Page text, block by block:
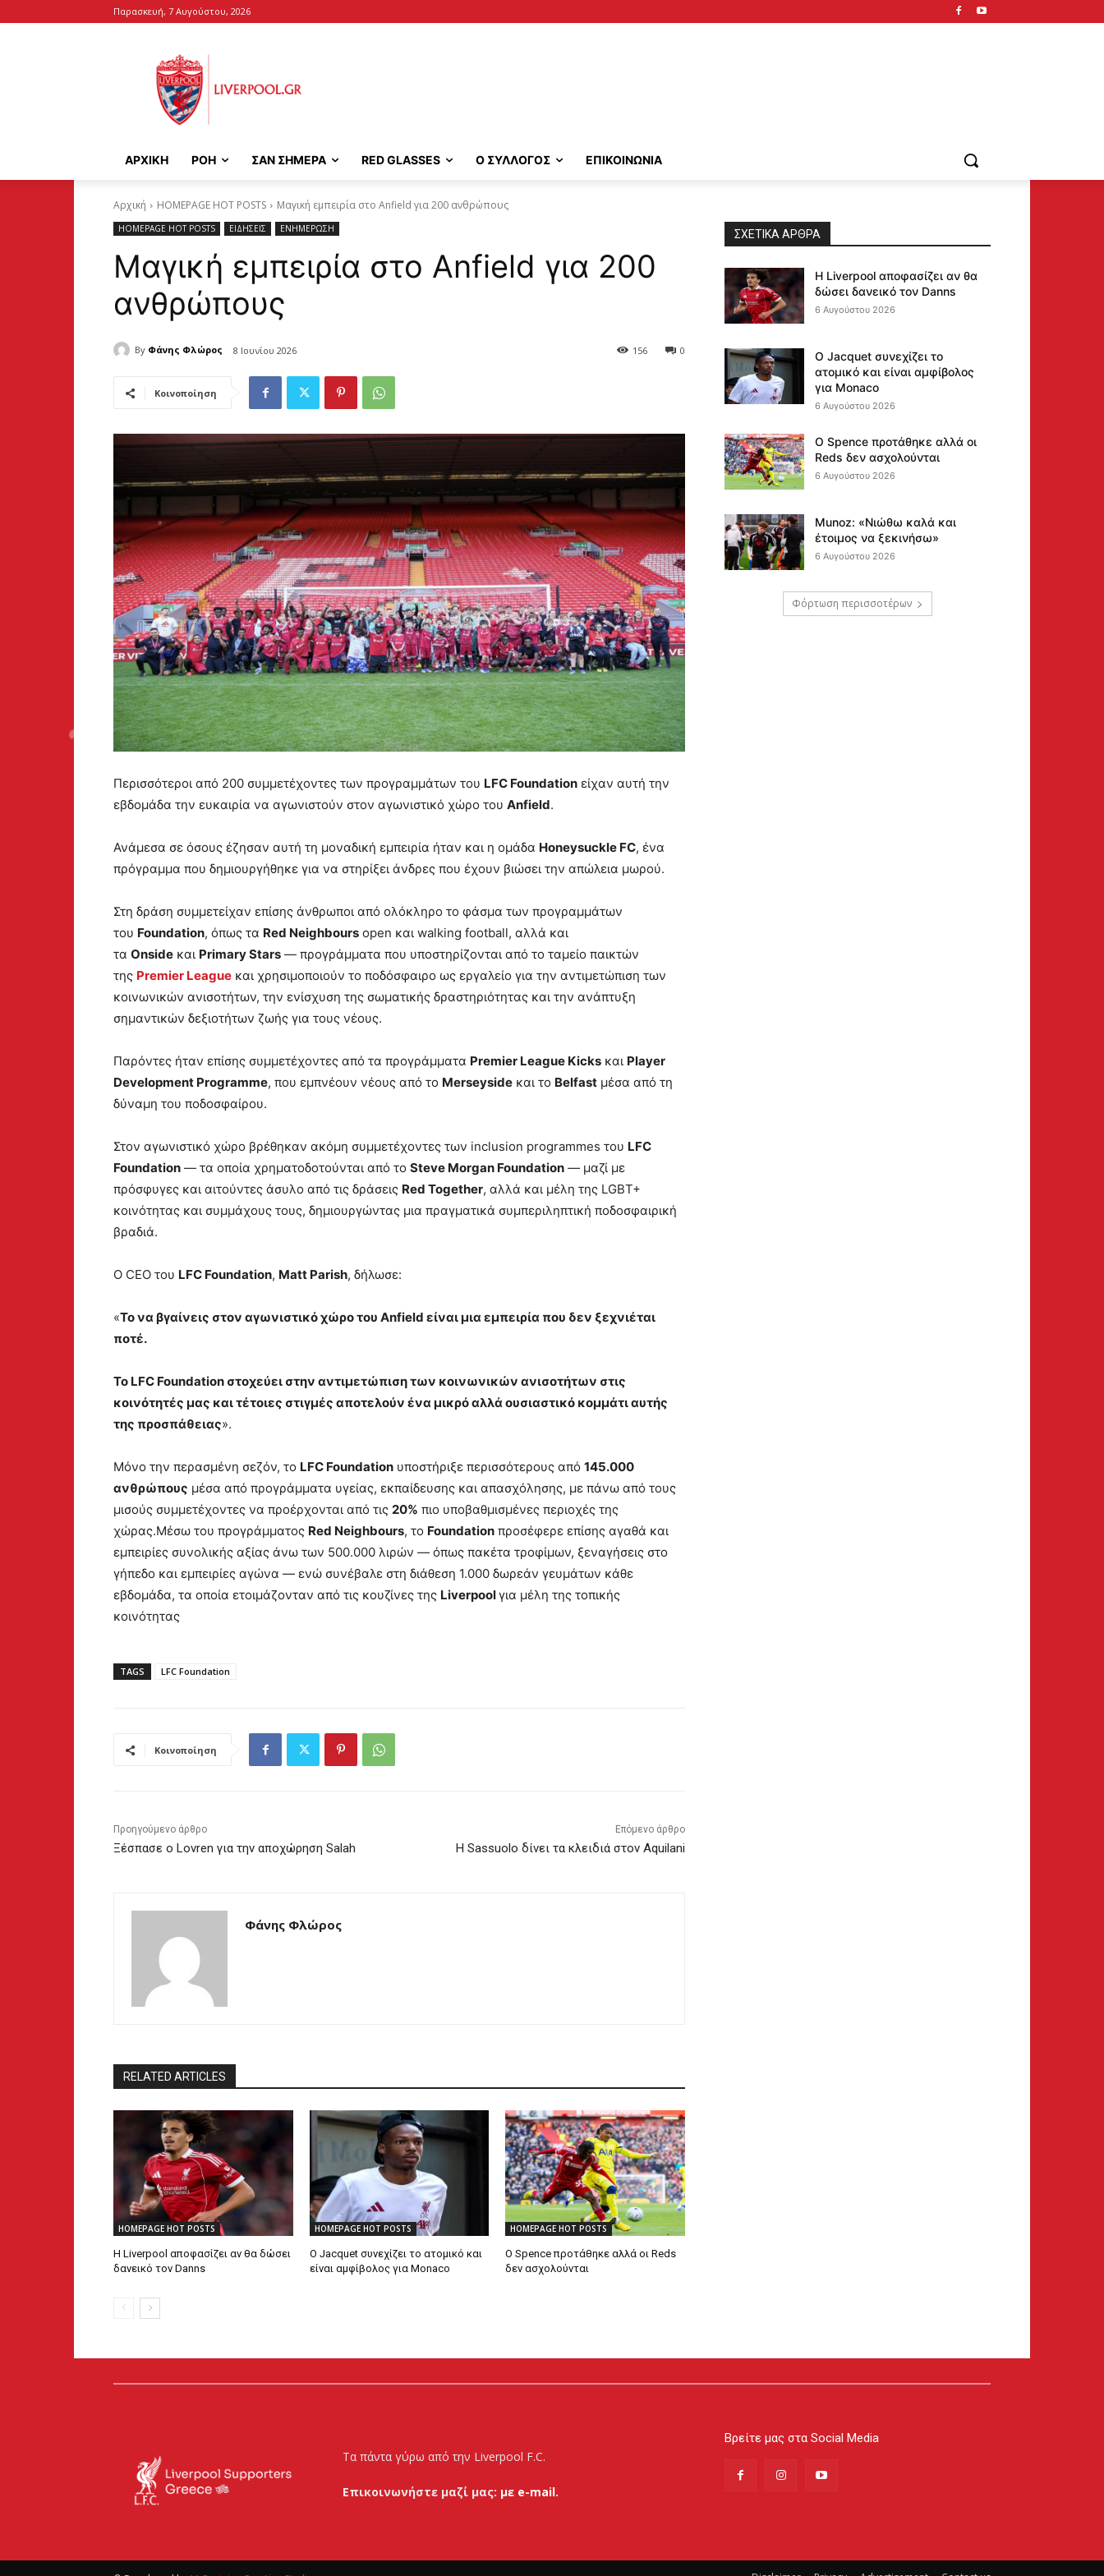
Παρασκευή, 7 Αυγούστου, 2026
ΑΡΧΙΚΉ ΡΟΗ ΣΑΝ ΣΗΜΕΡΑ RED GLASSES Ο ΣΥΛΛΟΓΟΣ ΕΠΙΚΟΙΝΩΝΙΑ
Αρχική HOMEPAGE HOT POSTS Μαγική εμπειρία στο Anfield για 200 ανθρώπους
HOMEPAGE HOT POSTS ΕΙΔΗΣΕΙΣ ΕΝΗΜΕΡΩΣΗ
Μαγική εμπειρία στο Anfield για 200
ανθρώπους
By Φάνης Φλώρος 8 Ιουνίου 2026 0
156
Κοινοποίηση
Περισσότεροι από 200 συμμετέχοντες των προγραμμάτων του LFC Foundation είχαν αυτή την
εβδομάδα την ευκαιρία να αγωνιστούν στον αγωνιστικό χώρο του Anfield.
Ανάμεσα σε όσους έζησαν αυτή τη μοναδική εμπειρία ήταν και η ομάδα Honeysuckle FC, ένα
πρόγραμμα που δημιουργήθηκε για να στηρίξει άνδρες που έχουν βιώσει την απώλεια μωρού.
Στη δράση συμμετείχαν επίσης άνθρωποι από ολόκληρο το φάσμα των προγραμμάτων
του Foundation, όπως τα Red Neighbours open και walking football, αλλά και
τα Onside και Primary Stars — προγράμματα που υποστηρίζονται από το ταμείο παικτών
της Premier League και χρησιμοποιούν το ποδόσφαιρο ως εργαλείο για την αντιμετώπιση των
κοινωνικών ανισοτήτων, την ενίσχυση της σωματικής δραστηριότητας και την ανάπτυξη
σημαντικών δεξιοτήτων ζωής για τους νέους.
Παρόντες ήταν επίσης συμμετέχοντες από τα προγράμματα Premier League Kicks και Player
Development Programme, που εμπνέουν νέους από το Merseyside και το Belfast μέσα από τη
δύναμη του ποδοσφαίρου.
Στον αγωνιστικό χώρο βρέθηκαν ακόμη συμμετέχοντες των inclusion programmes του LFC
Foundation — τα οποία χρηματοδοτούνται από το Steve Morgan Foundation — μαζί με
πρόσφυγες και αιτούντες άσυλο από τις δράσεις Red Together, αλλά και μέλη της LGBT+
κοινότητας και συμμάχους τους, δημιουργώντας μια πραγματικά συμπεριληπτική ποδοσφαιρική
βραδιά.
Ο CEO του LFC Foundation, Matt Parish, δήλωσε:
«Το να βγαίνεις στον αγωνιστικό χώρο του Anfield είναι μια εμπειρία που δεν ξεχνιέται
ποτέ.
Το LFC Foundation στοχεύει στην αντιμετώπιση των κοινωνικών ανισοτήτων στις
κοινότητές μας και τέτοιες στιγμές αποτελούν ένα μικρό αλλά ουσιαστικό κομμάτι αυτής
της προσπάθειας».
Μόνο την περασμένη σεζόν, το LFC Foundation υποστήριξε περισσότερους από 145.000
ανθρώπους μέσα από προγράμματα υγείας, εκπαίδευσης και απασχόλησης, με πάνω από τους
μισούς συμμετέχοντες να προέρχονται από τις 20% πιο υποβαθμισμένες περιοχές της
χώρας.Μέσω του προγράμματος Red Neighbours, το Foundation προσέφερε επίσης αγαθά και
εμπειρίες συνολικής αξίας άνω των 500.000 λιρών — όπως πακέτα τροφίμων, ξεναγήσεις στο
γήπεδο και εμπειρίες αγώνα — ενώ συνέβαλε στη διάθεση 1.000 δωρεάν γευμάτων κάθε
εβδομάδα, τα οποία ετοιμάζονταν από τις κουζίνες της Liverpoolγια μέλη της τοπικής
κοινότητας
TAGS LFC Foundation
Κοινοποίηση
Προηγούμενο άρθρο
Ξέσπασε ο Lovren για την αποχώρηση Salah
Επόμενο άρθρο
Η Sassuolo δίνει τα κλειδιά στον Aquilani
Φάνης Φλώρος
RELATED ARTICLES
HOMEPAGE HOT POSTS
Η Liverpool αποφασίζει αν θα δώσει
δανεικό τον Danns
HOMEPAGE HOT POSTS
Ο Jacquet συνεχίζει το ατομικό και
είναι αμφίβολος για Monaco
HOMEPAGE HOT POSTS
Ο Spence προτάθηκε αλλά οι Reds
δεν ασχολούνται
ΣΧΕΤΙΚΆ ΆΡΘΡΑ
Η Liverpool αποφασίζει αν θα
δώσει δανεικό τον Danns
6 Αυγούστου 2026
Ο Jacquet συνεχίζει το
ατομικό και είναι αμφίβολος
για Monaco
6 Αυγούστου 2026
Ο Spence προτάθηκε αλλά οι
Reds δεν ασχολούνται
6 Αυγούστου 2026
Munoz: «Νιώθω καλά και
έτοιμος να ξεκινήσω»
6 Αυγούστου 2026
Φόρτωση περισσοτέρων
Τα πάντα γύρω από την Liverpool F.C.
Επικοινωνήστε μαζί μας: με e-mail.
Βρείτε μας στα Social Media